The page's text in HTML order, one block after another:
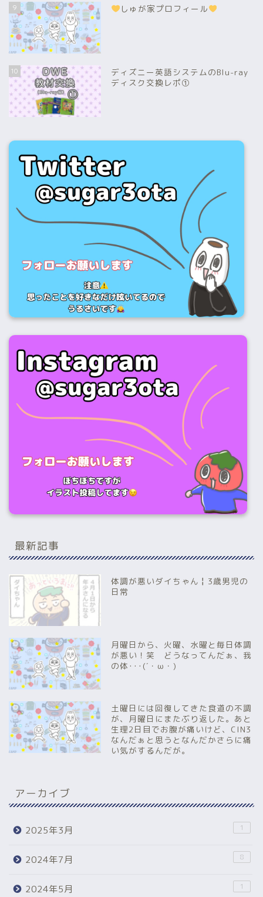
9 しゅが家プロフィール
10
ディズニー英語システムのBlu-ray
ディスク交換レポ①
最新記事
体調が悪いダイちゃん╏3歳男児の
日常
月曜日から、火曜、水曜と毎日体調
が悪い！笑 どうなってんだぁ、我
の体･･･(´・ω・)
土曜日には回復してきた食道の不調
が、月曜日にまたぶり返した。あと
生理2日目でお腹が痛いけど、CIN3
なんだぁと思うとなんだかさらに痛
い気がするんだが。
アーカイブ
2025年3月 1
2024年7月 8
2024年5月 1